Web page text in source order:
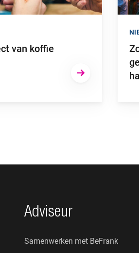
van koffie
Adviseur
Samenwerken met BeFrank